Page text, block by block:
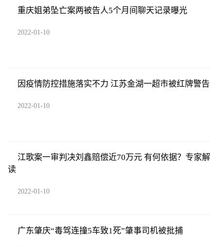
重庆姐弟坠亡案两被告人5个月间聊天记录曝光
2022-01-10
因疫情防控措施落实不力 江苏金湖一超市被红牌警告
2022-01-10
江歌案一审判决刘鑫赔偿近70万元 有何依据？专家解
读
2022-01-10
广东肇庆“毒驾连撞5车致1死”肇事司机被批捕